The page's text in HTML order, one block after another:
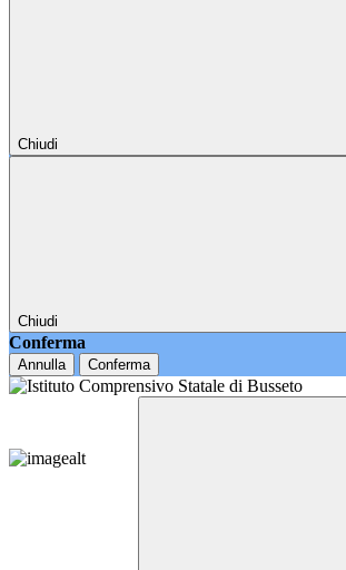
Chiudi
Chiudi
Conferma
Annulla Conferma